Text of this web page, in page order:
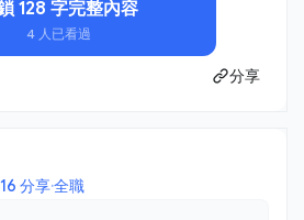
128 字完整內容
4 人已看過
分享
分享·全職